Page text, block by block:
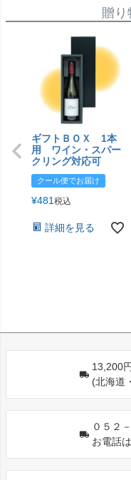
贈り
ギフトＢＯＸ 1本
用 ワイン・スパー
クリング対応可
クール便でお届け
¥481 税込
詳細を見る
13,200
(北海道
０５２
お電話